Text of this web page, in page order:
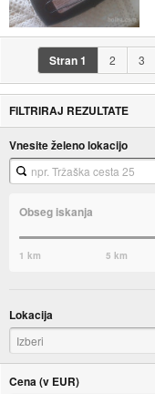
Stran1 2 3
FILTRIRAJ REZULTATE
Vnesite želeno lokacijo
Obseg iskanja
1 km 5 km
Lokacija
Izberi
Cena (v EUR)